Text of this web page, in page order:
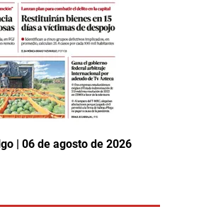
| 06 de agosto de 2026